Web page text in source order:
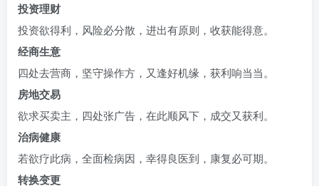
投资理财
投资欲得利，风险必分散，进出有原则，收获能得意。
经商生意
四处去营商，坚守操作方，又逢好机缘，获利响当当。
房地交易
欲求买卖主，四处张广告，在此顺风下，成交又获利。
治病健康
若欲疗此病，全面检病因，幸得良医到，康复必可期。
转换变更